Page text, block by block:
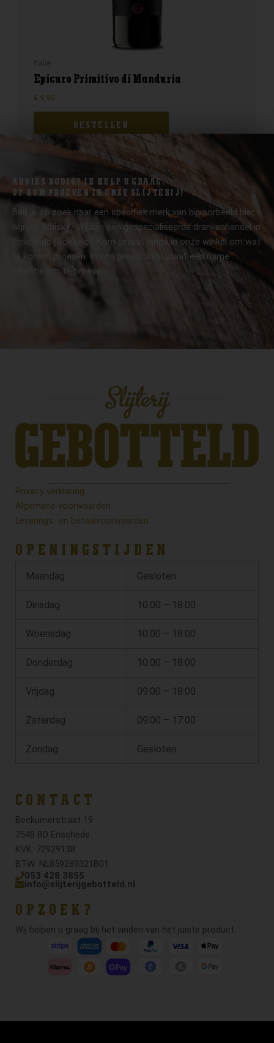
Epicuro Primitivo di Manduria
€ 9,99
BESTELLEN
ADVIES NODIG? IK HELP U GRAAG.
OF KOM PROEVEN IN ONZE SLIJTERIJ!
Ben je op zoek naar een specifiek merk van bijvoorbeeld bier,
wijn of Whisky? Wij zijn een gespecialiseerde drankenhandel in
Enschede (Boekelo). Kom gerust langs in onze winkel om wat
te komen proeven. In ons proeflokaal staat een ruime
selectie om te proeven.
Privacy verklaring
Algemene voorwaarden
Leverings- en betaalvoorwaarden
OPENINGSTIJDEN
Maandag Gesloten
Dinsdag 10:00 – 18:00
Woensdag 10:00 – 18:00
Donderdag 10:00 – 18:00
Vrijdag 09:00 – 18:00
Zaterdag 09:00 – 17:00
Zondag Gesloten
CONTACT
Beckumerstraat 19
7548 BD Enschede
KVK: 72929138
BTW: NL859289321B01
053 428 3855
info@slijterijgebotteld.nl
OPZOEK?
Wij helpen u graag bij het vinden van het juiste product.